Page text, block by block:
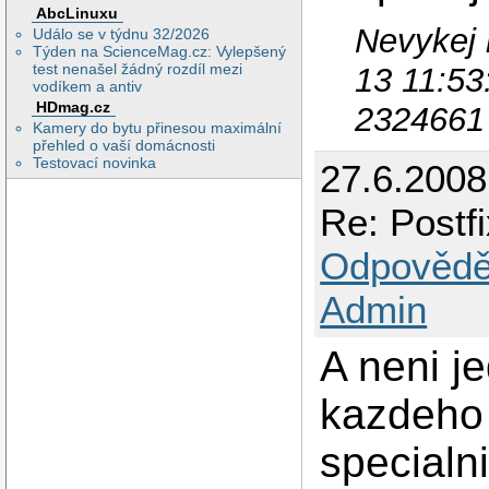
AbcLinuxu
Událo se v týdnu 32/2026
Týden na ScienceMag.cz: Vylepšený
test nenašel žádný rozdíl mezi
vodíkem a antiv
HDmag.cz
Kamery do bytu přinesou maximální
přehled o vaší domácnosti
Testovací novinka
Nevykej
13
Re:
Admin
A neni